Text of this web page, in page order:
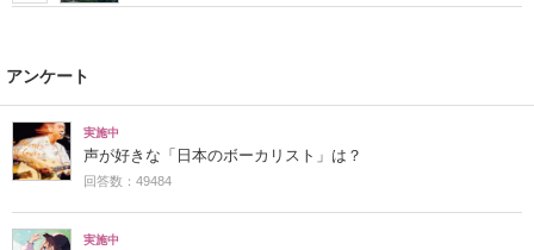
アンケート
実施中
声が好きな「日本のボーカリスト」は？
回答数：49484
実施中